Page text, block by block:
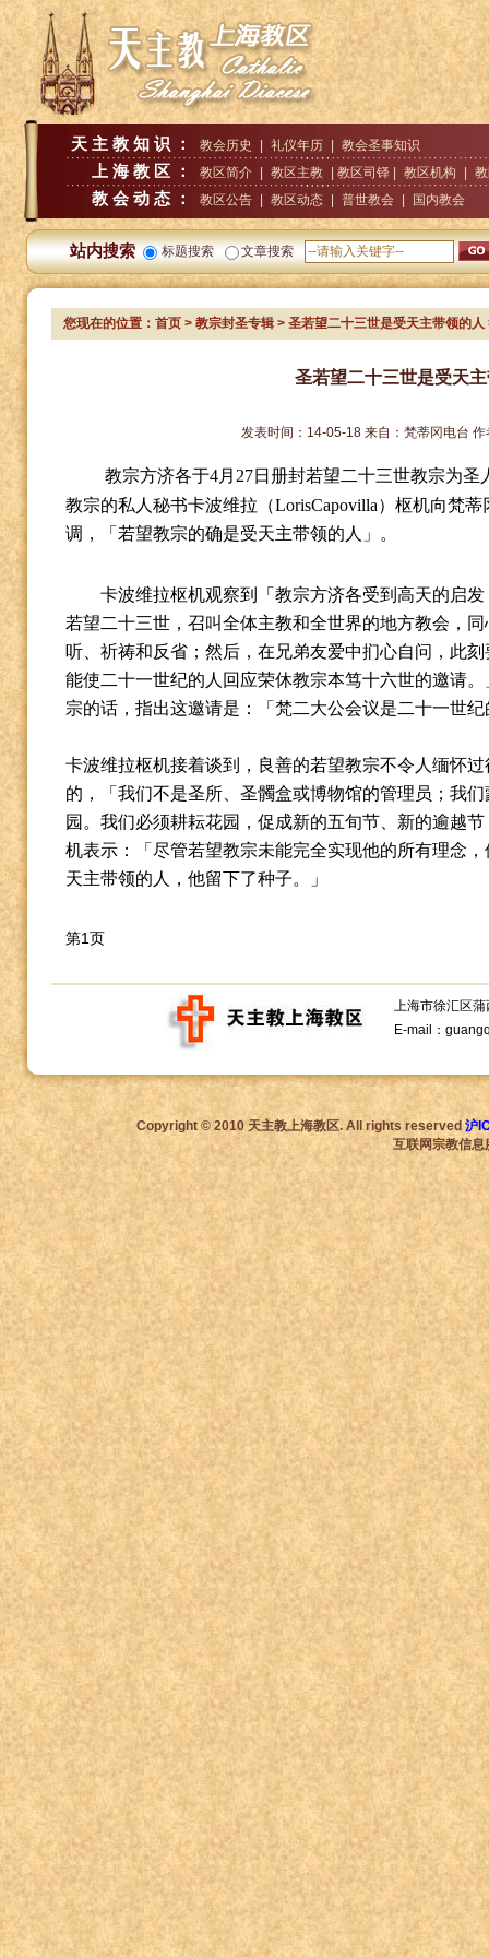
天主教知识： 教会历史 礼仪年历 教会圣事知识
上海教区： 教区简介 教区主教 | 教区司铎 | 教区机构
教会动态： 教区公告 教区动态 普世教会 国内教会
站内搜索 标题搜索 文章搜索
您现在的位置：首页 >教宗封圣专辑 > 圣若望二十三世是受天主带领的人
圣若望二十三世是受天
发表时间： 14-05-18 来自：梵蒂冈电台 作
教宗方济各于4月 27日册封若望二十三世教宗为圣
教宗的私人秘书卡波维拉（LorisCapovilla）枢机向梵蒂
调，「若望教宗的确是受天主带领的人」。
卡波维拉枢机观察到「教宗方济各受到高天的启
若望二十三世，召叫全体主教和全世界的地方教会，
听、祈祷和反省；然后，在兄弟友爱中扪心自问，此
能使二十一世纪的人回应荣休教宗本笃十六世的邀请
宗的话，指出这邀请是：「梵二大公会议是二十一世
卡波维拉枢机接着谈到，良善的若望教宗不令人缅怀
的，「我们不是圣所、圣髑盒或博物馆的管理员；我
园。我们必须耕耘花园，促成新的五旬节、新的逾越
机表示：「尽管若望教宗未能完全实现他的所有理念
天主带领的人，他留下了种子。」
第1页
上海市徐汇区
E-mail：
Copyright © 2010 天主教上海教区. All rights reserved 沪
互联网宗教信息服